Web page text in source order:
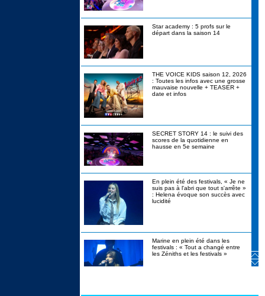
Star academy : 5 profs sur le
départ dans la saison 14
THE VOICE KIDS saison 12, 2026
: Toutes les infos avec une grosse
mauvaise nouvelle + TEASER +
date et infos
SECRET STORY 14 : le suivi des
scores de la quotidienne en
hausse en 5e semaine
En plein été des festivals, « Je ne
suis pas à l'abri que tout s'arrête »
: Helena évoque son succès avec
lucidité
Marine en plein été dans les
festivals : « Tout a changé entre
les Zéniths et les festivals »